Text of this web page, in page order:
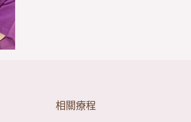
相關療程